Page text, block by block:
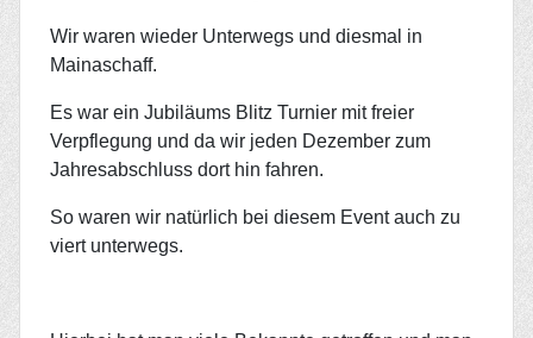
Wir waren wieder Unterwegs und diesmal in
Mainaschaff.
Es war ein Jubiläums Blitz Turnier mit freier
Verpflegung und da wir jeden Dezember zum
Jahresabschluss dort hin fahren.
So waren wir natürlich bei diesem Event auch zu
viert unterwegs.